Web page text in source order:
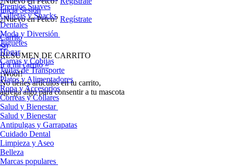
Inicia Sesión
¿Nuevo en Petco? Regístrate
Carrito
$0
RESUMEN DE CARRITO
Ir a mi carrito »
¡Woof!
No tíenes artículos en tu carrito,
agrega algo para consentir a tu mascota
Premios Suaves
Galletas y Snacks
Dentales
Moda y Diversión
Juguetes
Hogar
Camas y Cobijas
Jaulas de Transporte
Platos y Alimentadores
Ropa y Accesorios
Correas y Collares
Salud y Bienestar
Salud y Bienestar
Antipulgas y Garrapatas
Cuidado Dental
Limpieza y Aseo
Belleza
Marcas populares